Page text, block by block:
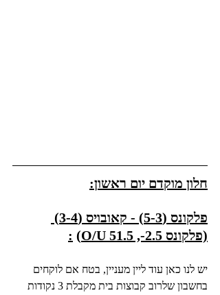
חלון מוקדם יום ראשון:
פלקונס (5-3) - קאובויס (3-4)
(פלקונס 2.5-, O/U 51.5)
:
יש לנו כאן עוד ליין מעניין, בטח אם לוקחים
בחשבון שלרוב קבוצות בית מקבלת 3 נקודות